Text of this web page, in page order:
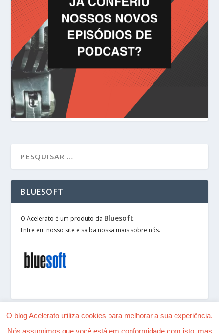
BLUESOFT
O Acelerato é um produto da Bluesoft.
Entre em nosso site e saiba nossa mais sobre nós.
O blog Acelerato utiliza cookies para melhorar a sua experiência.
Nós assumimos que você está em conformidade com isto, mas